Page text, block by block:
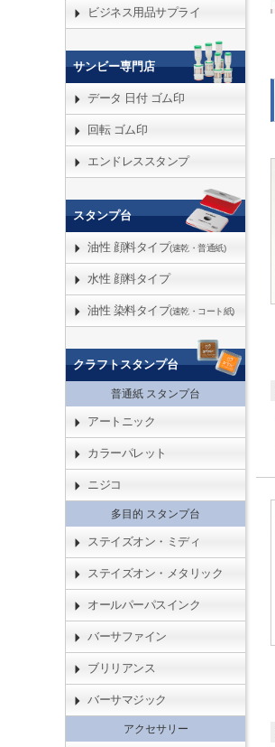
ビジネス用品サプライ
サンビー専門店
データ 日付 ゴム印
回転 ゴム印
エンドレススタンプ
スタンプ台
油性 顔料タイプ(速乾・普通紙)
水性 顔料タイプ
油性 染料タイプ(速乾・コート紙)
クラフトスタンプ台
普通紙 スタンプ台
アートニック
カラーパレット
ニジコ
多目的 スタンプ台
ステイズオン・ミディ
ステイズオン・メタリック
オールパーパスインク
バーサファイン
ブリリアンス
バーサマジック
アクセサリー